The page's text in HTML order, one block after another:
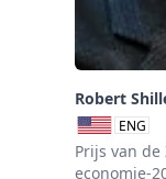
Robert
ENG
Prijs van de
economie-